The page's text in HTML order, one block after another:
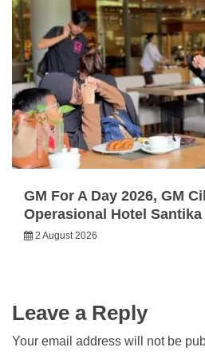
GM For A Day 2026, GM
Operasional Hotel Santika
2 August 2026
Leave a Reply
Your email address will not be